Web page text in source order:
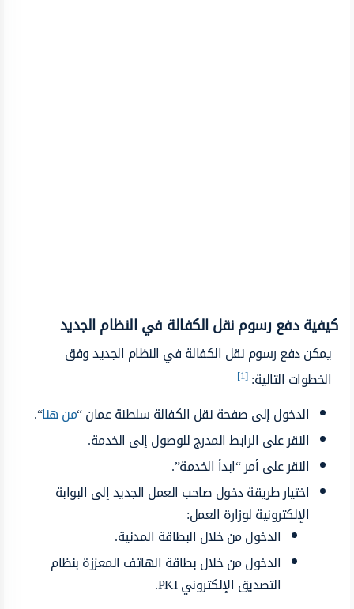
كيفية دفع رسوم نقل الكفالة في النظام الجديد
يمكن دفع رسوم نقل الكفالة في النظام الجديد وفق
الخطوات التالية:[1]
الدخول إلى صفحة نقل الكفالة سلطنة عمان “من هنا“.
النقر على الرابط المدرج للوصول إلى الخدمة.
النقر على أمر “ابدأ الخدمة”.
اختيار طريقة دخول صاحب العمل الجديد إلى البوابة
الإلكترونية لوزارة العمل:
الدخول من خلال البطاقة المدنية.
الدخول من خلال بطاقة الهاتف المعززة بنظام
التصديق الإلكتروني PKI.